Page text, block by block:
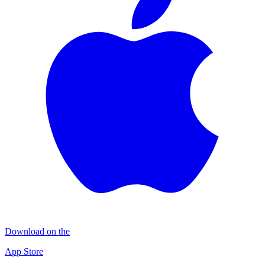
Download on the
App Store